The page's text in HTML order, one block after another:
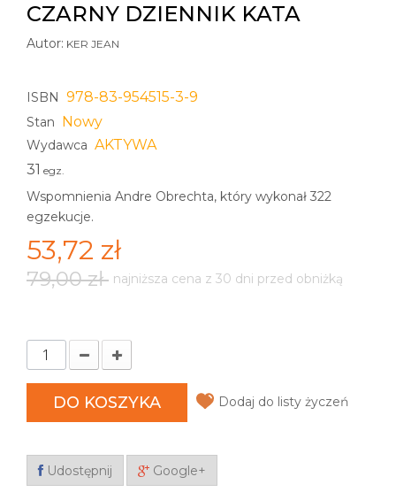
CZARNY DZIENNIK KATA
Autor: KER JEAN
ISBN 978-83-954515-3-9
Stan Nowy
Wydawca AKTYWA
31 egz.
Wspomnienia Andre Obrechta, który wykonał 322
egzekucje.
53,72 zł
79,00 zł najniższa cena z 30 dni przed obniżką
DO KOSZYKA Dodaj do listy życzeń
Udostępnij Google+